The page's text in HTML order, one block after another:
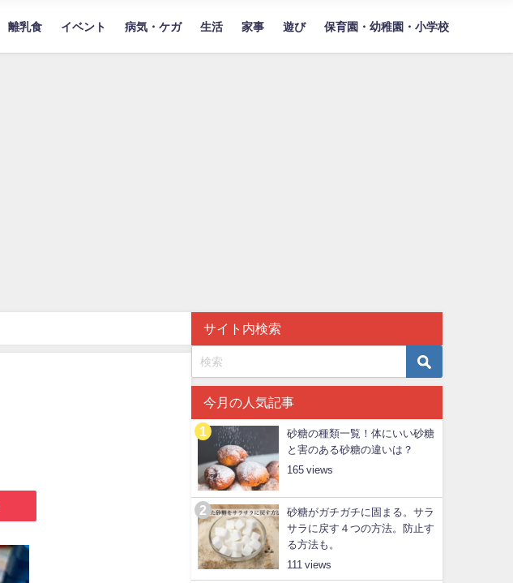
離乳食 イベント 病気・ケガ 生活 家事 遊び 保育園・幼稚園・小学校
サイト内検索
今月の人気記事
砂糖の種類一覧！体にいい砂糖
と害のある砂糖の違いは？
165
砂糖がガチガチに固まる。サラ
サラに戻す４つの方法。防止す
る方法も。
111